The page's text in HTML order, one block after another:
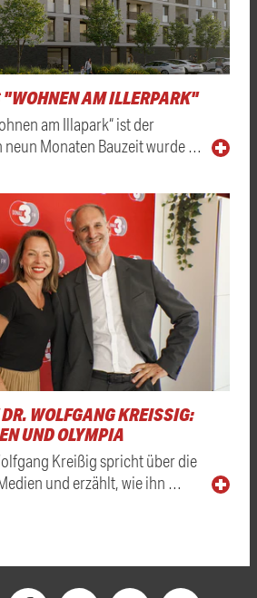
"WOHNEN AM ILLERPARK"
am Illapark“ ist der
Monaten Bauzeit wurde …
WOLFGANG KREISSIG: Z
UND OLYMPIA
Kreißig spricht über die
und erzählt, wie ihn …